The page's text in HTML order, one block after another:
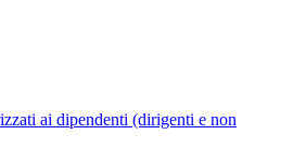
ai dipendenti (dirigenti e non